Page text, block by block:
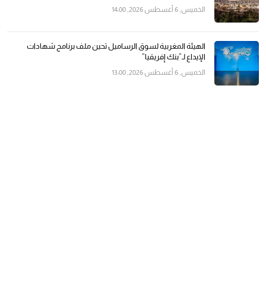
الخميس, 6 أغسطس 2026, 14:00
الهيئة المغربية لسوق الرساميل تحين ملف برنامج شهادات
الإيداع لـ”بنك إفريقيا”
الخميس, 6 أغسطس 2026, 13:00